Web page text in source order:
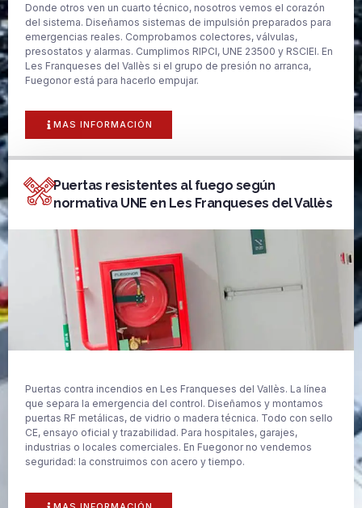
Donde otros ven un cuarto técnico, nosotros vemos el corazón
del sistema. Diseñamos sistemas de impulsión preparados para
emergencias reales. Comprobamos colectores, válvulas,
presostatos y alarmas. Cumplimos RIPCI, UNE 23500 y RSCIEI. En
Les Franqueses del Vallès si el grupo de presión no arranca,
Fuegonor está para hacerlo empujar.
MAS INFORMACIÓN
Puertas resistentes al fuego según
normativa UNE en Les Franqueses del Vallès
Puertas contra incendios en Les Franqueses del Vallès. La línea
que separa la emergencia del control. Diseñamos y montamos
puertas RF metálicas, de vidrio o madera técnica. Todo con sello
CE, ensayo oficial y trazabilidad. Para hospitales, garajes,
industrias o locales comerciales. En Fuegonor no vendemos
seguridad: la construimos con acero y tiempo.